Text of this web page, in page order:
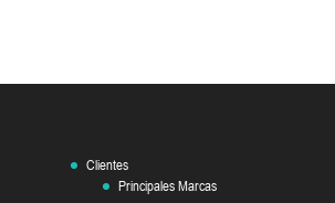
Clientes
Principales Marcas